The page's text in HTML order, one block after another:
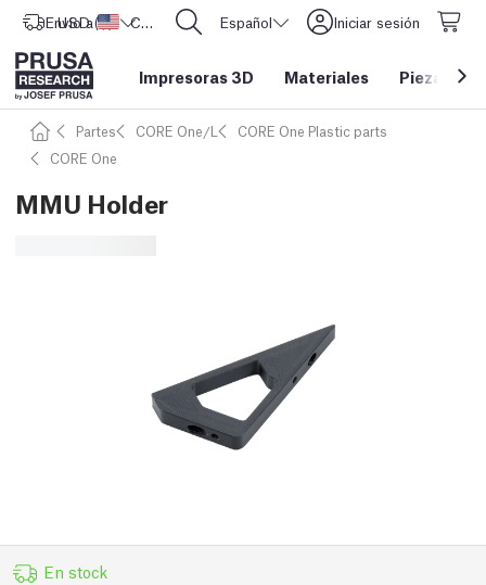
Envío a Estados Unidos
USD ($) CORE One L: ¡Ya disponible! Español Iniciar sesión
Impresoras 3D Materiales Piezas y
Partes CORE One/L
CORE One Plastic parts
CORE One
MMU Holder
En stock